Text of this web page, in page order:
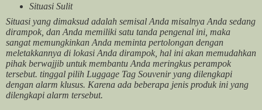
Situasi Sulit
Situasi yang dimaksud adalah semisal Anda misalnya Anda sedang
dirampok, dan Anda memiliki satu tanda pengenal ini, maka
sangat memungkinkan Anda meminta pertolongan dengan
meletakkannya di lokasi Anda dirampok, hal ini akan memudahkan
pihak berwajjib untuk membantu Anda meringkus perampok
tersebut. tinggal pilih Luggage Tag Souvenir yang dilengkapi
dengan alarm klusus. Karena ada beberapa jenis produk ini yang
dilengkapi alarm tersebut.